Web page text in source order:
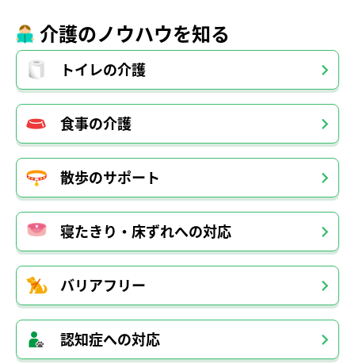
介護のノウハウを知る
トイレの介護
食事の介護
散歩のサポート
寝たきり・床ずれへの対応
バリアフリー
認知症への対応